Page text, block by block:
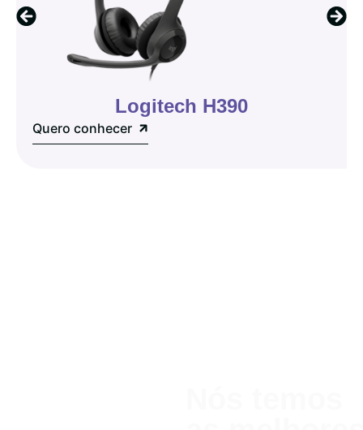
Logitech H390
Quero conhecer